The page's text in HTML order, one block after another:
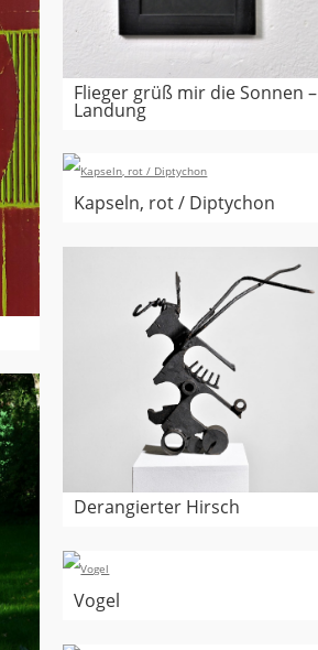
Flieger grüß mir die Sonnen –
Landung
Kapseln, rot / Diptychon
Derangierter Hirsch
Vogel